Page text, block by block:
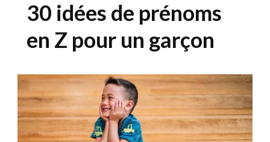
30 idées de prénoms
en Z pour un garçon